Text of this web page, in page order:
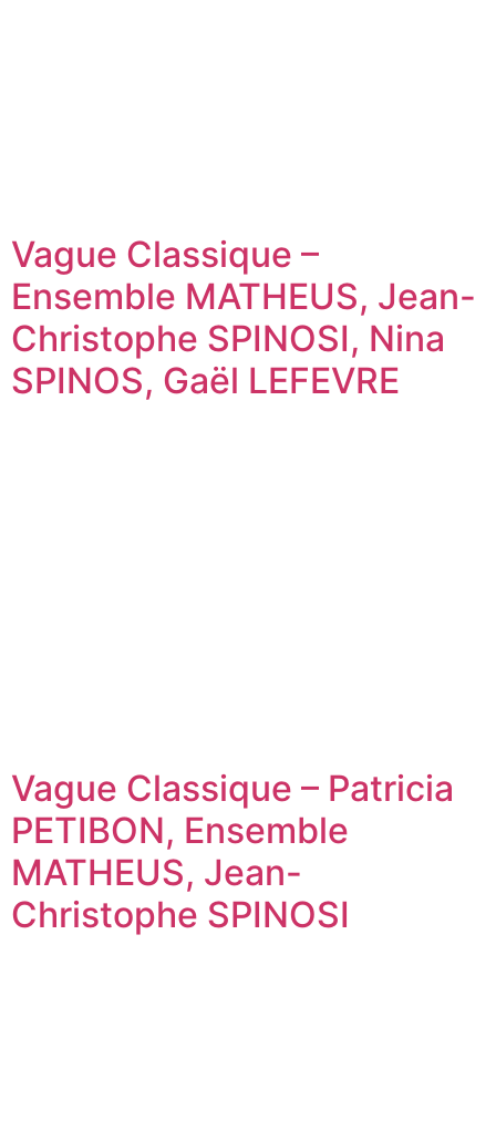
Vague Classique –
Ensemble MATHEUS, Jean-
Christophe SPINOSI, Nina
SPINOS, Gaël LEFEVRE
Vague Classique – Patricia
PETIBON, Ensemble
MATHEUS, Jean-
Christophe SPINOSI